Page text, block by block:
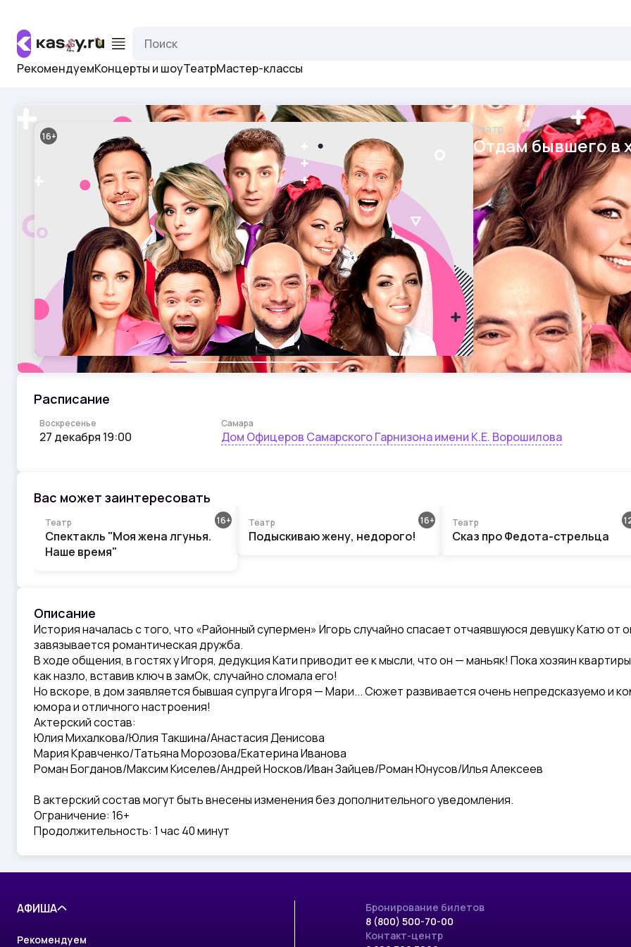
РекомендуемКонцерты и шоуТеатрМастер-классы
16
Театр
Отдам бывшего в
Расписание
Воскресенье
27 декабря 19:00
Самара
Дом Офицеров Самарского Гарнизона имени К.Е. Ворошилова
Вас может заинтересовать
16
Театр
Спектакль "Моя жена лгунья.
Наше время"
16
Театр
Подыскиваю жену, недорого!
Театр
Сказ про Федота-стрельца
Описание
История началась с того, что «Районный супермен» Игорь случайно спасает отчаявшуюся девушку Катю от
завязывается романтическая дружба.
В ходе общения, в гостях у Игоря, дедукция Кати приводит ее к мысли, что он — маньяк! Пока хозяин
как назло, вставив ключ в замОк, случайно сломала его!
Но вскоре, в дом заявляется бывшая супруга Игоря — Мари... Сюжет развивается очень непредсказуемо и
юмора и отличного настроения!
Актерский состав:
Юлия Михалкова/Юлия Такшина/Анастасия Денисова
Мария Кравченко/Татьяна Морозова/Екатерина Иванова
Роман Богданов/Максим Киселев/Андрей Носков/Иван Зайцев/Роман Юнусов/Илья Алексеев
В актерский состав могут быть внесены изменения без дополнительного уведомления.
Ограничение: 16+
Продолжительность: 1 час 40 минут
АФИША
Рекомендуем
Бронирование билетов
8 (800) 500-70-00
Контакт-центр